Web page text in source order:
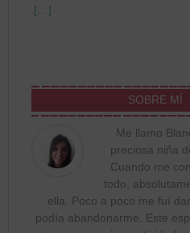
[…]
SOBRE MÍ
Me llamo
preciosa niña
Cuando me
todo,
ella. Poco a poco me fuí
podía abandonarme. Este